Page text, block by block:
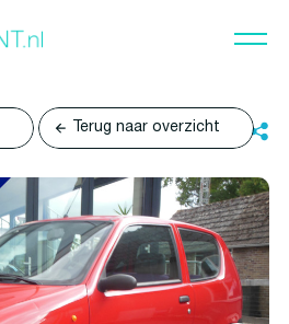
Terug naar overzicht